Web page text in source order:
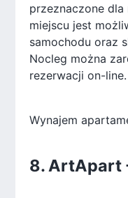
przeznaczone
miejscu jest
samochodu oraz
Nocleg można
rezerwacji on-line.
Wynajem
8. ArtApart